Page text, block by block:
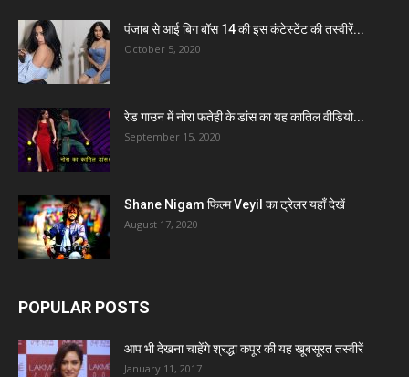
पंजाब से आई बिग बॉस 14 की इस कंटेस्टेंट की तस्वीरें...
October 5, 2020
रेड गाउन में नोरा फतेही के डांस का यह कातिल वीडियो...
September 15, 2020
Shane Nigam फिल्म Veyil का ट्रेलर यहाँ देखें
August 17, 2020
POPULAR POSTS
आप भी देखना चाहेंगे श्रद्धा कपूर की यह खूबसूरत तस्वीरें
January 11, 2017